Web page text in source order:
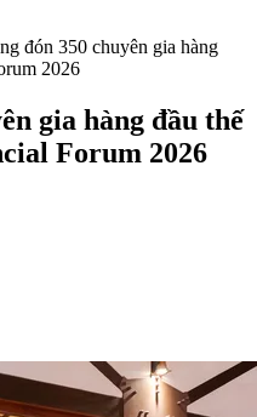
đón 350 chuyên gia hàng
2026
gia hàng đầu thế
Forum 2026